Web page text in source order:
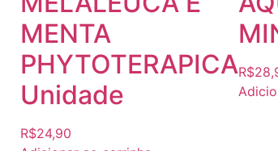
MENTA
PHYTOTERAPICA
Unidade
R$24,90
R$